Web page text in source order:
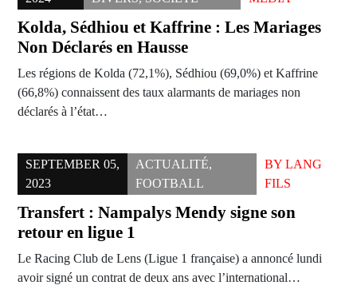
Kolda, Sédhiou et Kaffrine : Les Mariages
Non Déclarés en Hausse
Les régions de Kolda (72,1%), Sédhiou (69,0%) et Kaffrine
(66,8%) connaissent des taux alarmants de mariages non
déclarés à l’état…
SEPTEMBER 05,
2023
ACTUALITÉ,
FOOTBALL
BYLANG
FILS
Transfert : Nampalys Mendy signe son
retour en ligue 1
Le Racing Club de Lens (Ligue 1 française) a annoncé lundi
avoir signé un contrat de deux ans avec l’international…